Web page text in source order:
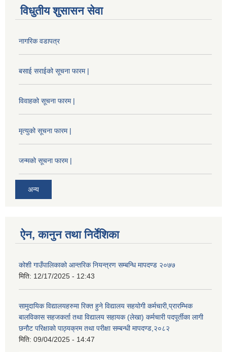
विधुतीय शुसासन सेवा
नागरिक वडापत्र
बसाई सराईको सूचना फारम |
विवाहको सूचना फारम |
मृत्युको सूचना फारम |
जन्मको सूचना फारम |
अन्य
ऐन, कानुन तथा निर्देशिका
कोशी गाउँपालिकाको आन्तरिक नियन्त्रण सम्बन्धि मापदण्ड २०७७
मिति: 12/17/2025 - 12:43
सामुदायिक विद्यालयहरुमा रिक्त हुने विद्यालय सहयोगी कर्मचारी,प्रारम्भिक
बालविकास सहजकर्ता तथा विद्यालय सहायक (लेखा) कर्मचारी पदपूर्तीका लागी
छनौट परिक्षाको पाठ्यक्रम तथा परीक्षा सम्बन्धी मापदण्ड,२०८२
मिति: 09/04/2025 - 14:47